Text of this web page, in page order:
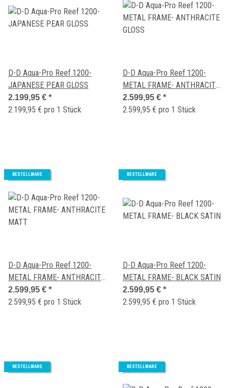
D-D Aqua-Pro Reef 1200-
JAPANESE PEAR GLOSS
2.199,95 € *
2.199,95 € pro 1 Stück
D-D Aqua-Pro Reef 1200-
METAL FRAME- ANTHRACITE
GLOSS
2.599,95 € *
2.599,95 € pro 1 Stück
BESTELLWARE
D-D Aqua-Pro Reef 1200-
METAL FRAME- ANTHRACITE
MATT
2.599,95 € *
2.599,95 € pro 1 Stück
BESTELLWARE
D-D Aqua-Pro Reef 1200-
METAL FRAME- BLACK SATIN
2.599,95 € *
2.599,95 € pro 1 Stück
BESTELLWARE BESTELLWARE